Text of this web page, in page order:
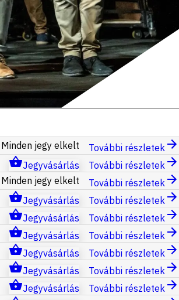
Minden jegy elkelt
További részletek
Jegyvásárlás
További részletek
Minden jegy elkelt
További részletek
Jegyvásárlás
További részletek
Jegyvásárlás
További részletek
Jegyvásárlás
További részletek
Jegyvásárlás
További részletek
Jegyvásárlás
További részletek
Jegyvásárlás
További részletek